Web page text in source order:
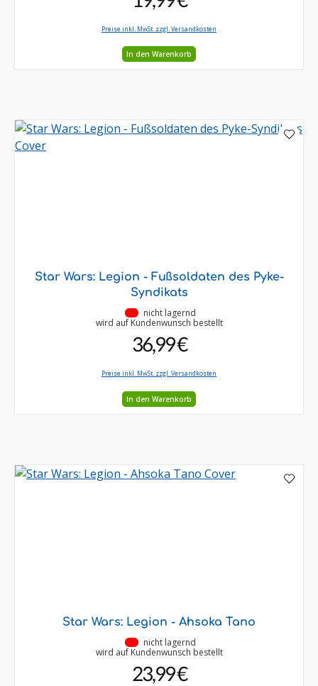
Preise inkl. MwSt. zzgl. Versandkosten
In den Warenkorb
Star Wars: Legion - Fußsoldaten des Pyke-
Syndikats
nicht lagernd
wird auf Kundenwunsch bestellt
36,99 €
Preise inkl. MwSt. zzgl. Versandkosten
In den Warenkorb
Star Wars: Legion - Ahsoka Tano
nicht lagernd
wird auf Kundenwunsch bestellt
23,99 €